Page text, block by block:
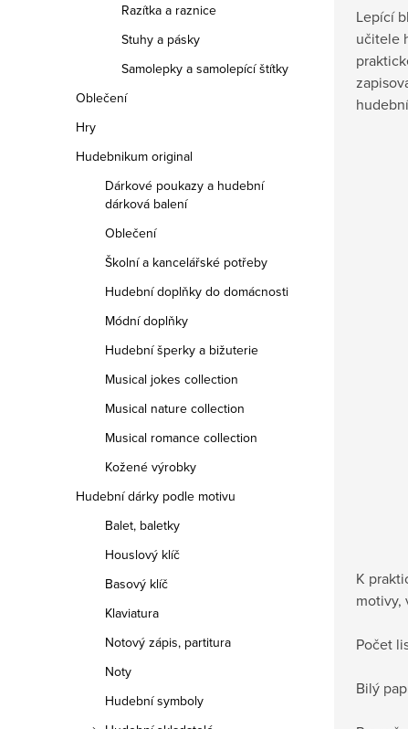
Razítka a raznice
Stuhy a pásky
Samolepky a samolepící štítky
Oblečení
Hry
Hudebnikum original
Dárkové poukazy a hudební
dárková balení
Oblečení
Školní a kancelářské potřeby
Hudební doplňky do domácnosti
Módní doplňky
Hudební šperky a bižuterie
Musical jokes collection
Musical nature collection
Musical romance collection
Kožené výrobky
Hudební dárky podle motivu
Balet, baletky
Houslový klíč
Basový klíč
Klaviatura
Notový zápis, partitura
Noty
Hudební symboly
Lepící
učitele
K
motivy,
Počet
Bilý